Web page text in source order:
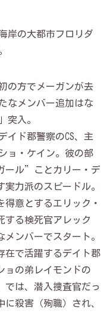
岸の大都市フロリダ
の方でメーガンが去
なメンバー追加はな
突入。
イド郡警察のCS、主
ョ・ケイン。彼の部
ール”ことカリー・デ
力派のスピードル。
意とするエリック・
する検死官アレック
ンバーでスタート。
在で活躍するデイト郡
ョの弟レイモンドの
では、潜入捜査官だっ
殺害（殉職）され、